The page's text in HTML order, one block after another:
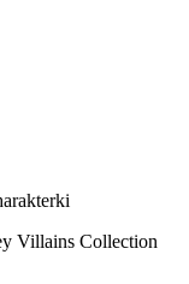
Villains Collection